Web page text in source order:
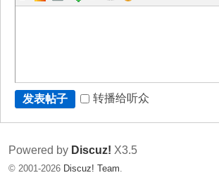
发表帖子 转播给听众
Powered by Discuz! X3.5
© 2001-2026 Discuz! Team.